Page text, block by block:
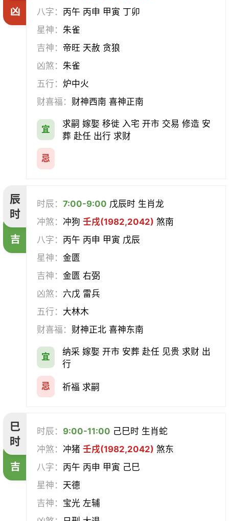
凶
八字： 丙午 丙申 甲寅 丁卯
星神：朱雀
吉神： 帝旺 天赦 贪狼
凶煞：朱雀
五行： 炉中火
财喜福： 财神西南 喜神正南
宜
求嗣 嫁娶 移徙 入宅 开市 交易 修造 安
葬 赴任 出行 求财
忌
辰
时
吉
时辰：7:00-9:00 戊辰时 生肖龙
冲煞：冲狗壬戌(1982,2042) 煞南
八字： 丙午 丙申 甲寅 戊辰
星神：金匮
吉神：金匮 右弼
凶煞： 六戊 雷兵
五行： 大林木
财喜福： 财神正北 喜神东南
宜
纳采 嫁娶 开市 安葬 赴任 见贵 求财 出
行
忌 祈福 求嗣
巳
时
吉
时辰： 9:00-11:00 己巳时 生肖蛇
冲煞：冲猪壬戌(1982,2042) 煞东
八字： 丙午 丙申 甲寅 己巳
星神： 天德
吉神： 宝光 左辅